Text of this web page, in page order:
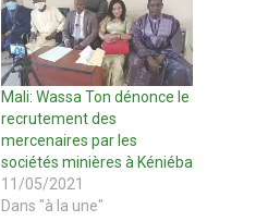
Mali: Wassa Ton dénonce le
recrutement des
mercenaires par les
sociétés minières à Kéniéba
11/05/2021
Dans "à la une"